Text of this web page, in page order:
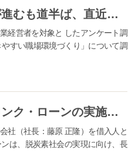
【大同生命】「時間外労働の上限規制」などの取組みが進むも道半ば、直近１年間でカスタマーハラスメントは約２割の企業で発生！～ 中小企業経営者アンケート「大同生命サーベイ」2024年8月度調査の公表 ～
経営者を対象と したアンケート調
すい職場環境づくり」について調
【大同生命】大阪ガス株式会社へのトランジション・リンク・ローンの実施について
社（社長：藤原 正隆）を借入人と
は、脱炭素社会の実現に向け、長